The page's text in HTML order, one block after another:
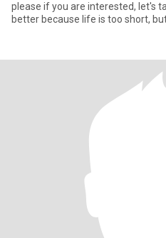
please if you are interested, let's
better because life is too short,